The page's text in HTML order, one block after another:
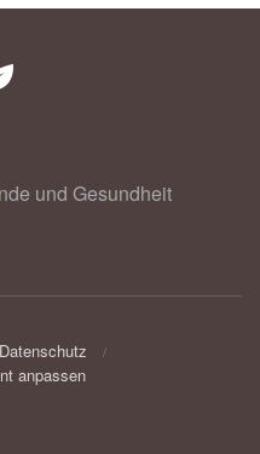
und Gesundheit
Datenschutz
anpassen